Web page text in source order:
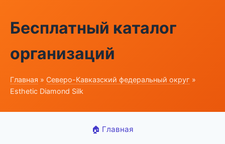
Бесплатный каталог
организаций
Главная » Северо-Кавказский федеральный округ »
Esthetic Diamond Silk
🏠 Главная